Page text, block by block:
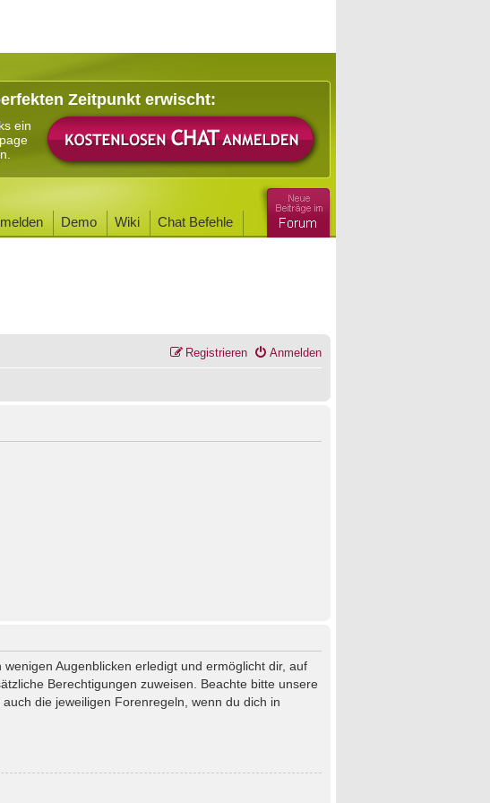
Zeitpunkt erwischt:
ein
Demo Wiki Chat Befehle
Anmelden
Registrieren
Augenblicken erledigt und ermöglicht dir, auf
Berechtigungen zuweisen. Beachte bitte unsere
die jeweiligen Forenregeln, wenn du dich in